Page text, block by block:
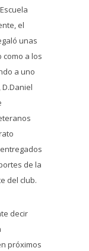
el
unas
como a los
a uno
de la
del club.
decir
próximos